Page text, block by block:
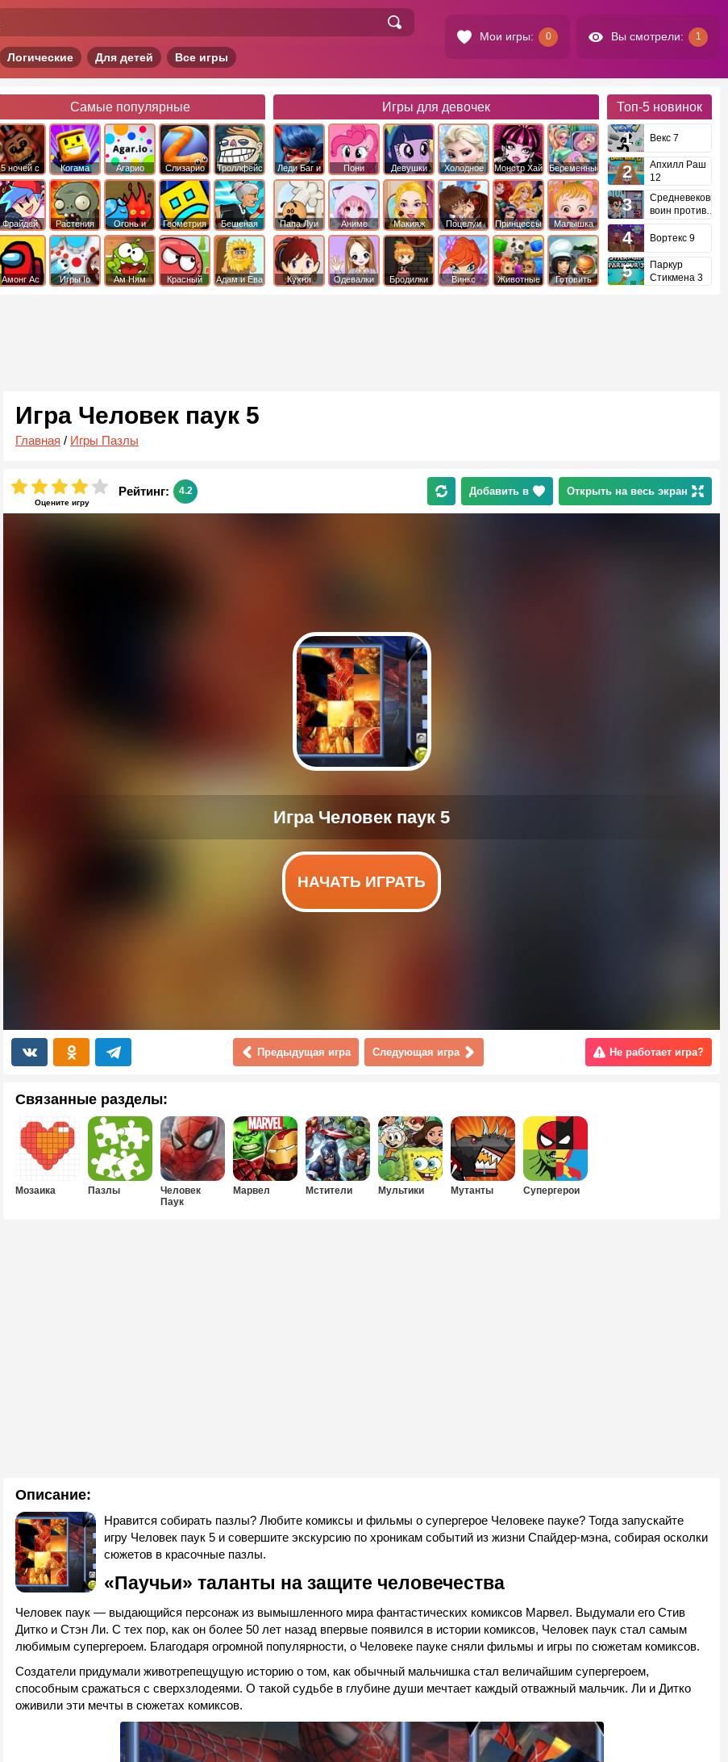
Мои игры: 0 Вы смотрели: 1
Логические Для детей Все игры
Самые популярные
5 ночей с
фредди
Когама Агарио Слизарио
Троллфейс
квест
Фрайдей
Найт
Фанкин
Растения
против
Зомби
Огонь и
Вода
Геометрия
Даш
Бешеная
бабка
сбежала из
психушки
Амонг Ас Игры Io Ам Ням
Красный
Адам и Ева
Игры для девочек
Леди Баг и
Супер Кот
Пони
Дружба это
Девушки
Эквестрии
Холодное
Сердце
Монстр Хай Беременные
Папа Луи Аниме Макияж Поцелуи
Принцессы
Диснея
Малышка
Хейзел
Кухня
Одевалки Бродилки Винкс Животные
Готовить
Топ-5 новинок
Векс 7
Апхилл Раш
12
Средневековый
воин против
Вортекс 9
Паркур
Стикмена 3
Игра Человек паук 5
Главная / Игры Пазлы
Оцените игру
Рейтинг: 4.2 Добавить в Открыть на весь экран
НАЧАТЬ ИГРАТЬ
Предыдущая игра Следующая игра Не работает игра?
Связанные разделы:
Мозаика Пазлы
Человек
Паук
Марвел Мстители Мультики Мутанты Супергерои
Описание:
Нравится собирать пазлы? Любите комиксы и фильмы о супергерое Человеке пауке? Тогда запускайте
игру Человек паук 5 и совершите экскурсию по хроникам событий из жизни Спайдер-мэна, собирая осколки
сюжетов в красочные пазлы.
«Паучьи» таланты на защите человечества
Человек паук — выдающийся персонаж из вымышленного мира фантастических комиксов Марвел. Выдумали его Стив
Дитко и Стэн Ли. С тех пор, как он более 50 лет назад впервые появился в истории комиксов, Человек паук стал самым
любимым супергероем. Благодаря огромной популярности, о Человеке пауке сняли фильмы и игры по сюжетам комиксов.
Создатели придумали животрепещущую историю о том, как обычный мальчишка стал величайшим супергероем,
способным сражаться с сверхзлодеями. О такой судьбе в глубине души мечтает каждый отважный мальчик. Ли и Дитко
оживили эти мечты в сюжетах комиксов.